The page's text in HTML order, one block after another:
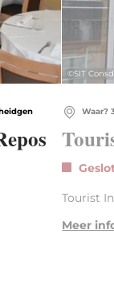
©SIT
Waar?
Tourist
Meer